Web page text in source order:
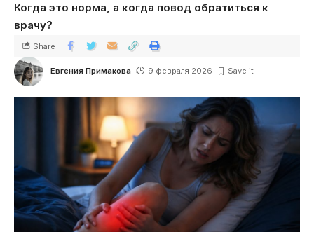
Когда это норма, а когда повод обратиться к
врачу?
Евгения Примакова 9 февраля 2026
Share